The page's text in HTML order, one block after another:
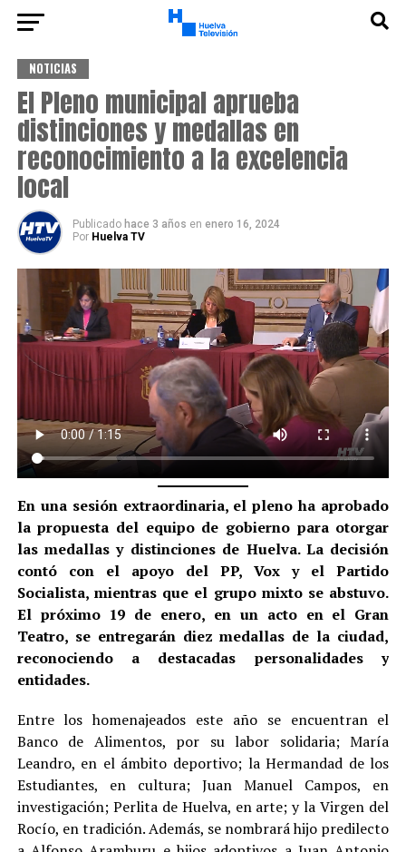
NOTICIAS
El Pleno municipal aprueba
distinciones y medallas en
reconocimiento a la excelencia
local
Publicado hace 3 años en enero 16, 2024
Por Huelva TV
En una sesión extraordinaria, el pleno ha aprobado
la propuesta del equipo de gobierno para otorgar
las medallas y distinciones de Huelva. La decisión
contó con el apoyo del PP, Vox y el Partido
Socialista, mientras que el grupo mixto se abstuvo.
El próximo 19 de enero, en un acto en el Gran
Teatro, se entregarán diez medallas de la ciudad,
reconociendo a destacadas personalidades y
entidades.
Entre los homenajeados este año se encuentran el
Banco de Alimentos, por su labor solidaria; María
Leandro, en el ámbito deportivo; la Hermandad de los
Estudiantes, en cultura; Juan Manuel Campos, en
investigación; Perlita de Huelva, en arte; y la Virgen del
Rocío, en tradición. Además, se nombrará hijo predilecto